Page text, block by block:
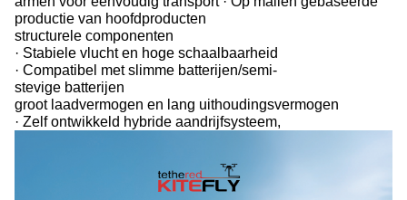
productie van hoofdproducten
structurele componenten
· Stabiele vlucht en hoge schaalbaarheid
· Compatibel met slimme batterijen/semi-
stevige batterijen
groot laadvermogen en lang uithoudingsvermogen
· Zelf ontwikkeld hybride aandrijfsysteem,